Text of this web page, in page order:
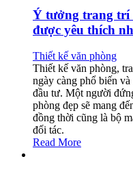
Ý tưởng trang trí
được yêu thích
Thiết kế văn phòng
Thiết kế văn phòng,
ngày càng phổ biến
đầu tư. Một người
phòng đẹp sẽ mang
đồng thời cũng là bộ
đối tác.
Read More